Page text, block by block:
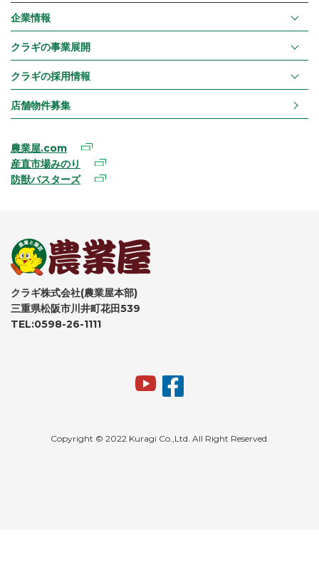
企業情報
クラギの事業展開
クラギの採用情報
店舗物件募集
農業屋.com
産直市場みのり
防獣バスターズ
クラギ株式会社(農業屋本部)
三重県松阪市川井町花田539
TEL:0598-26-1111
Copyright © 2022 Kuragi Co.,Ltd. All Right Reserved.